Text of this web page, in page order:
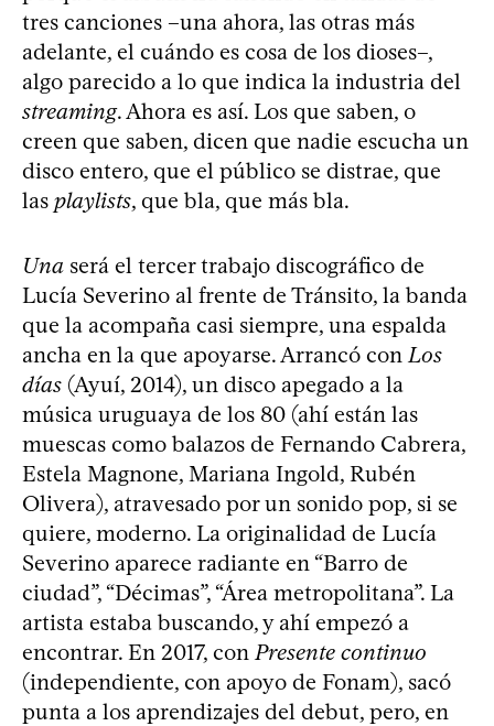
tres canciones –una ahora, las otras más
adelante, el cuándo es cosa de los dioses–,
algo parecido a lo que indica la industria del
streaming. Ahora es así. Los que saben, o
creen que saben, dicen que nadie escucha un
disco entero, que el público se distrae, que
las playlists, que bla, que más bla.
Una será el tercer trabajo discográfico de
Lucía Severino al frente de Tránsito, la banda
que la acompaña casi siempre, una espalda
ancha en la que apoyarse. Arrancó con Los
días (Ayuí, 2014), un disco apegado a la
música uruguaya de los 80 (ahí están las
muescas como balazos de Fernando Cabrera,
Estela Magnone, Mariana Ingold, Rubén
Olivera), atravesado por un sonido pop, si se
quiere, moderno. La originalidad de Lucía
Severino aparece radiante en “Barro de
ciudad”, “Décimas”, “Área metropolitana”. La
artista estaba buscando, y ahí empezó a
encontrar. En 2017, con Presente continuo
(independiente, con apoyo de Fonam), sacó
punta a los aprendizajes del debut, pero, en